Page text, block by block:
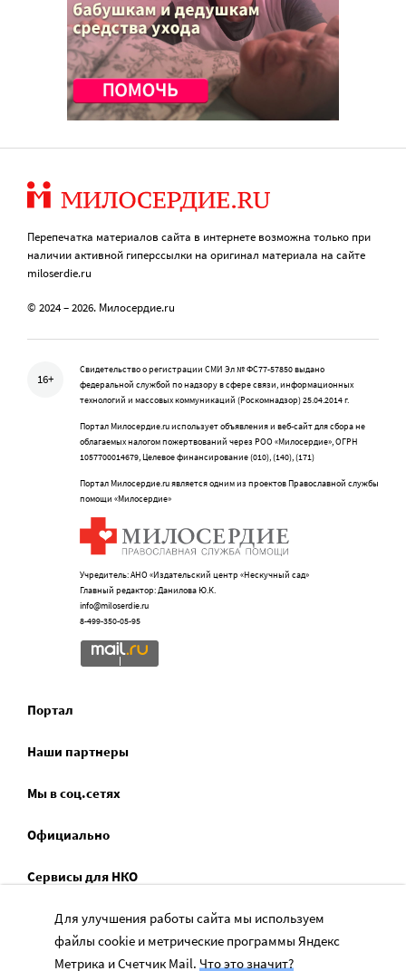
Перепечатка материалов сайта в интернете возможна только при
наличии активной гиперссылки на оригинал материала на сайте
miloserdie.ru
© 2024 – 2026. Милосердие.ru
16+
Свидетельство о регистрации СМИ Эл № ФС77-57850 выдано
федеральной службой по надзору в сфере связи, информационных
технологий и массовых коммуникаций (Роскомнадзор) 25.04.2014 г.
Портал Милосердие.ru использует объявления и веб-сайт для сбора не
облагаемых налогом пожертвований через РОО «Милосердие», ОГРН
1057700014679, Целевое финансирование (010), (140), (171)
Портал Милосердие.ru является одним из проектов Православной службы
помощи «Милосердие»
Учредитель: АНО «Издательский центр «Нескучный сад»
Главный редактор: Данилова Ю.К.
info@miloserdie.ru
8-499-350-05-95
Портал
Наши партнеры
Мы в соц.сетях
Официально
Сервисы для НКО
Спецпроекты
Социальное служение
Для улучшения работы сайта мы используем
файлы cookie и метрические программы Яндекс
Метрика и Счетчик Mail. Что это значит?